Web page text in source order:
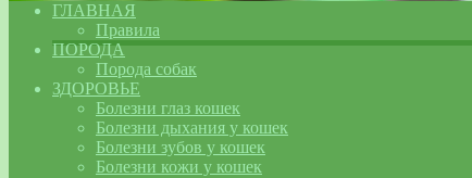
ГЛАВНАЯ
Правила
ПОРОДА
Порода собак
ЗДОРОВЬЕ
Болезни глаз кошек
Болезни дыхания у кошек
Болезни зубов у кошек
Болезни кожи у кошек